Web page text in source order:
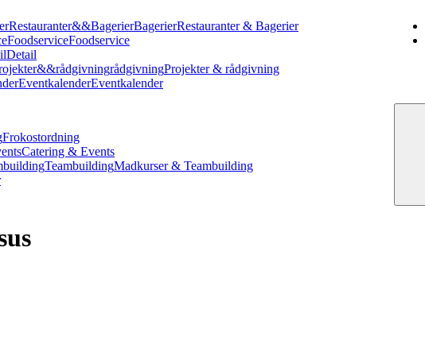
Frokostordning
Catering & Events
TeambuildingMadkurser & Teambuilding
Restauranter&&BagerierBagerierRestauranter & Bagerier
FoodserviceFoodservice
Detail
&&rådgivningrådgivningProjekter & rådgivning
EventkalenderEventkalender